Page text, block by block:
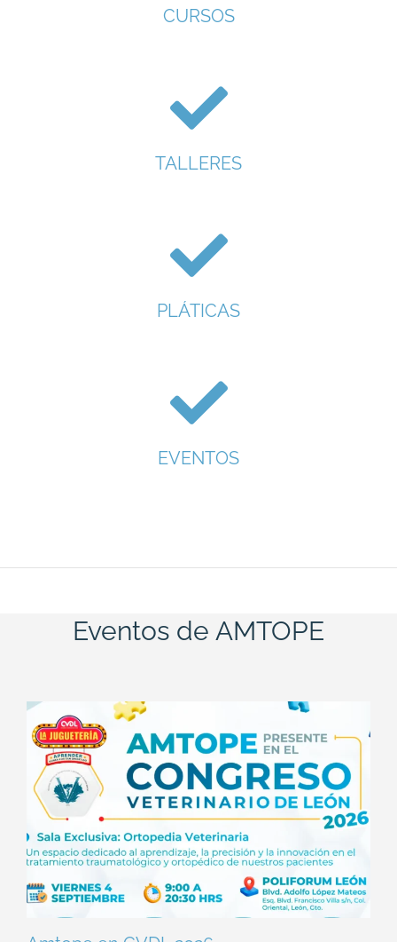
CURSOS
TALLERES
PLÁTICAS
EVENTOS
Eventos de AMTOPE